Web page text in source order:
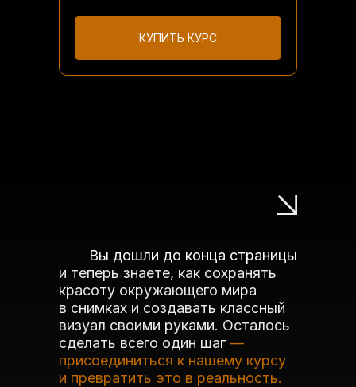
КУПИТЬ КУРС
и теперь знаете, как сохранять
красоту окружающего мира
в снимках и создавать классный
визуал своими руками. Осталось
сделать всего один шаг—
присоединиться к нашему курсу
и превратить это в реальность.
Вы дошли до конца страницы